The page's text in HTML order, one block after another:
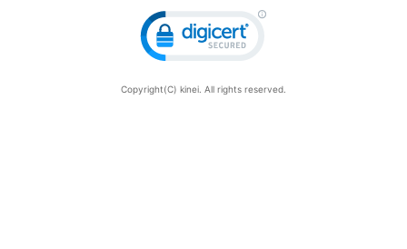
Copyright(C) kinei. All rights reserved.